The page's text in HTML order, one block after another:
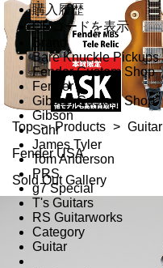
購入履歴
QRコードを表示
Brand
Bare Knuckle Pickups
Fender Custom Shop
Fender
Gibson Custom Shop
Gibson
Suhr
James Tyler
Tom Anderson
PRS
g7 Special
T's Guitars
RS Guitarworks
Category
Guitar
Top > Products > Guitar
Fender USA
Sold Out Gallery